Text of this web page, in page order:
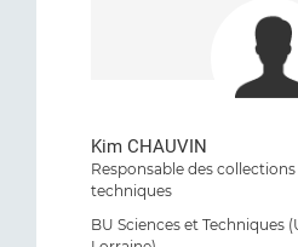
Kim CHAUVIN
Responsable des
techniques
BU Sciences et Techniques